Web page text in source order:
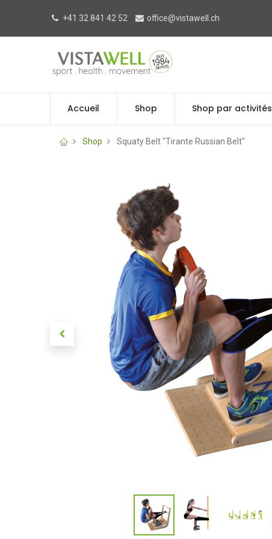
+41 32 841 42 52 office@vistawell.ch
Accueil Shop Shop par activités
Shop Squaty Belt "Tirante Russian Belt"